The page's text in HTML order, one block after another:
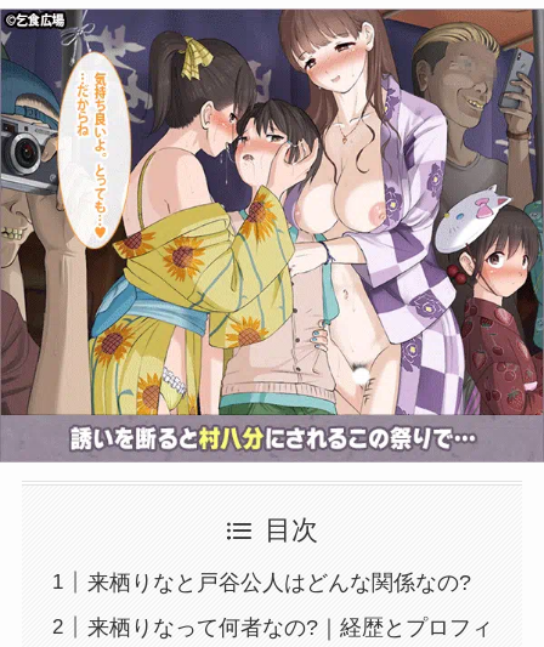
目次
来栖りなと戸谷公人はどんな関係なの?
来栖りなって何者なの?｜経歴とプロフィ